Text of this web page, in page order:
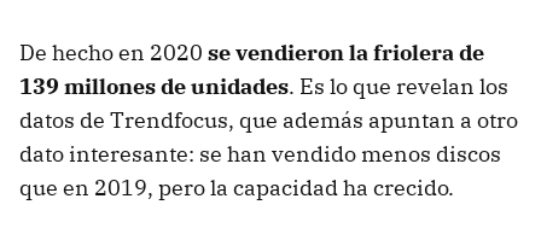
De hecho en 2020 se vendieron la friolera de
139 millones de unidades. Es lo que revelan los
datos de Trendfocus, que además apuntan a otro
dato interesante: se han vendido menos discos
que en 2019, pero la capacidad ha crecido.